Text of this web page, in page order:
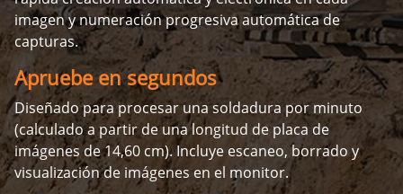
imagen y numeración progresiva automática de
capturas.
Apruebe en segundos
Diseñado para procesar una soldadura por minuto
(calculado a partir de una longitud de placa de
imágenes de 14,60 cm). Incluye escaneo, borrado y
visualización de imágenes en el monitor.